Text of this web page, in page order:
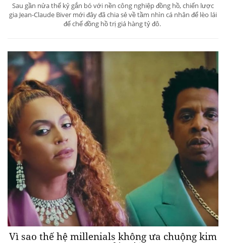
Sau gần nửa thế kỷ gắn bó với nền công nghiệp đồng hồ, chiến lược
gia Jean-Claude Biver mới đây đã chia sẻ về tầm nhìn cá nhân để lèo lái
đế chế đồng hồ trị giá hàng tỷ đô.
Vì sao thế hệ millenials không ưa chuộng kim